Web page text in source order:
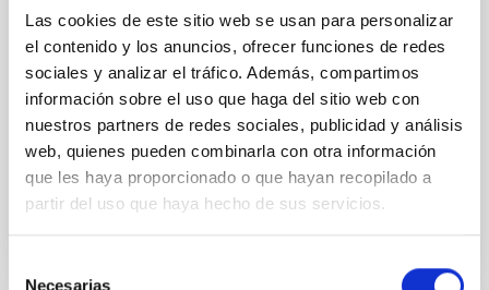
Las cookies de este sitio web se usan para personalizar
el contenido y los anuncios, ofrecer funciones de redes
sociales y analizar el tráfico. Además, compartimos
información sobre el uso que haga del sitio web con
nuestros partners de redes sociales, publicidad y análisis
web, quienes pueden combinarla con otra información
que les haya proporcionado o que hayan recopilado a
partir del uso que haya hecho de sus servicios.
Necesarias
directamente —ya sea durante un eclipse o en
condiciones normales— puede causar daños graves
e irreversibles en la vista, incluyendo la ceguera. La
retina puede quemarse sin producir ningún dolor, por
lo que el daño puede pasar desapercibido en el
momento. Esta advertencia
Fecha de publicación 05/06/2026 - 10:49:09